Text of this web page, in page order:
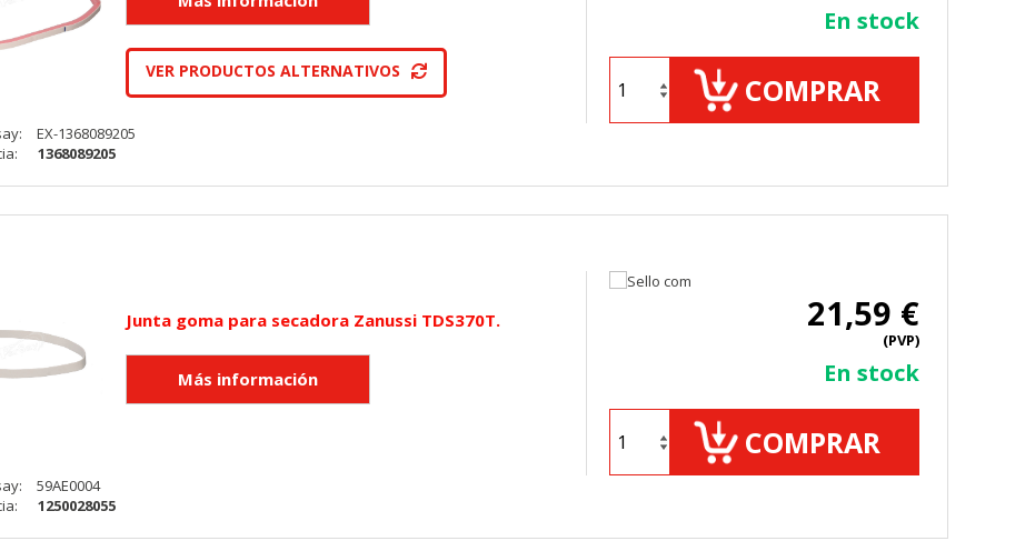
VER PRODUCTOS ALTERNATIVOS
En stock
COMPRAR
EX-1368089205
1368089205
Junta goma para secadora Zanussi TDS370T. 21,59 €
(PVP)
En stock
COMPRAR
59AE0004
1250028055
para que el sitio web funcione y no se pueden desactivar en nuestros sistemas. Puede configurar su
sobre estas cookies, pero alguna áreas del sitio no funcionarán. Estas cookies no almacenan ninguna
PHPSESSID, wp-settings-1, wp-settings-time-1, _evCo, _evCoLT
las visitas y fuentes de tráfico para poder evaluar el rendimiento de nuestro sitio y mejorarlo. Nos